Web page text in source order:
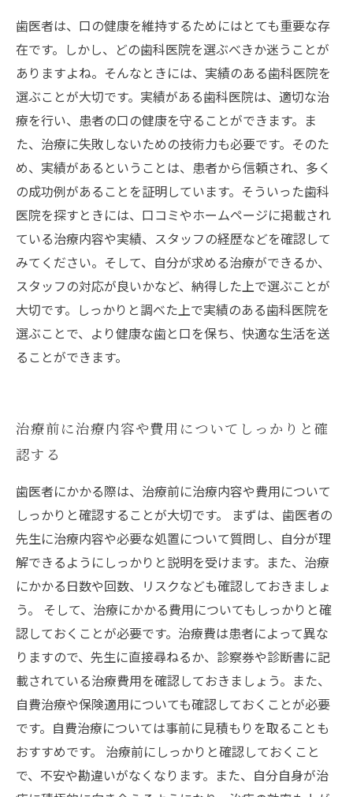
歯医者は、口の健康を維持するためにはとても重要な存
在です。しかし、どの歯科医院を選ぶべきか迷うことが
ありますよね。そんなときには、実績のある歯科医院を
選ぶことが大切です。実績がある歯科医院は、適切な治
療を行い、患者の口の健康を守ることができます。ま
た、治療に失敗しないための技術力も必要です。そのた
め、実績があるということは、患者から信頼され、多く
の成功例があることを証明しています。そういった歯科
医院を探すときには、口コミやホームページに掲載され
ている治療内容や実績、スタッフの経歴などを確認して
みてください。そして、自分が求める治療ができるか、
スタッフの対応が良いかなど、納得した上で選ぶことが
大切です。しっかりと調べた上で実績のある歯科医院を
選ぶことで、より健康な歯と口を保ち、快適な生活を送
ることができます。
治療前に治療内容や費用についてしっかりと確
認する
歯医者にかかる際は、治療前に治療内容や費用について
しっかりと確認することが大切です。 まずは、歯医者の
先生に治療内容や必要な処置について質問し、自分が理
解できるようにしっかりと説明を受けます。また、治療
にかかる日数や回数、リスクなども確認しておきましょ
う。 そして、治療にかかる費用についてもしっかりと確
認しておくことが必要です。治療費は患者によって異な
りますので、先生に直接尋ねるか、診察券や診断書に記
載されている治療費用を確認しておきましょう。また、
自費治療や保険適用についても確認しておくことが必要
です。自費治療については事前に見積もりを取ることも
おすすめです。 治療前にしっかりと確認しておくこと
で、不安や勘違いがなくなります。また、自分自身が治